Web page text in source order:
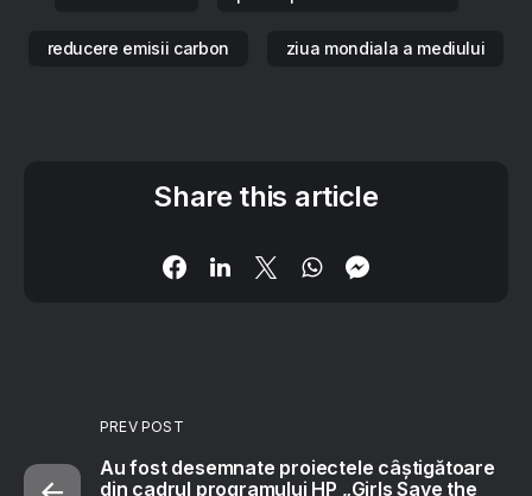
reducere emisii carbon ziua mondiala a mediului
Share this article
PREV POST
Au fost desemnate proiectele câștigătoare
din cadrul programului HP „Girls Save the